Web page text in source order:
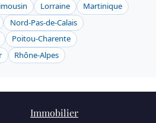
Lorraine
Martinique
Nord-Pas-de-Calais
Poitou-Charente
Rhône-Alpes
Immobilier